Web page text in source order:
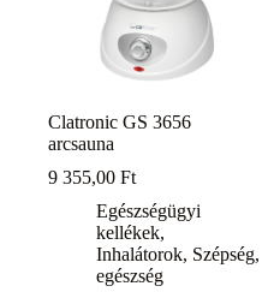
Clatronic GS 3656
arcsauna
9 355,00 Ft
Egészségügyi
kellékek,
Inhalátorok, Szépség,
egészség